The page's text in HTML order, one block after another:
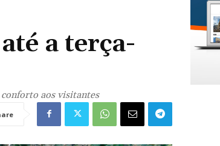
a terça-
conforto aos visitantes